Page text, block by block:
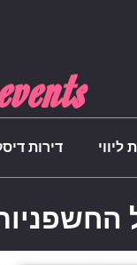
דירות ליווי